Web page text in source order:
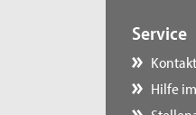
Service
Kontakt
Hilfe